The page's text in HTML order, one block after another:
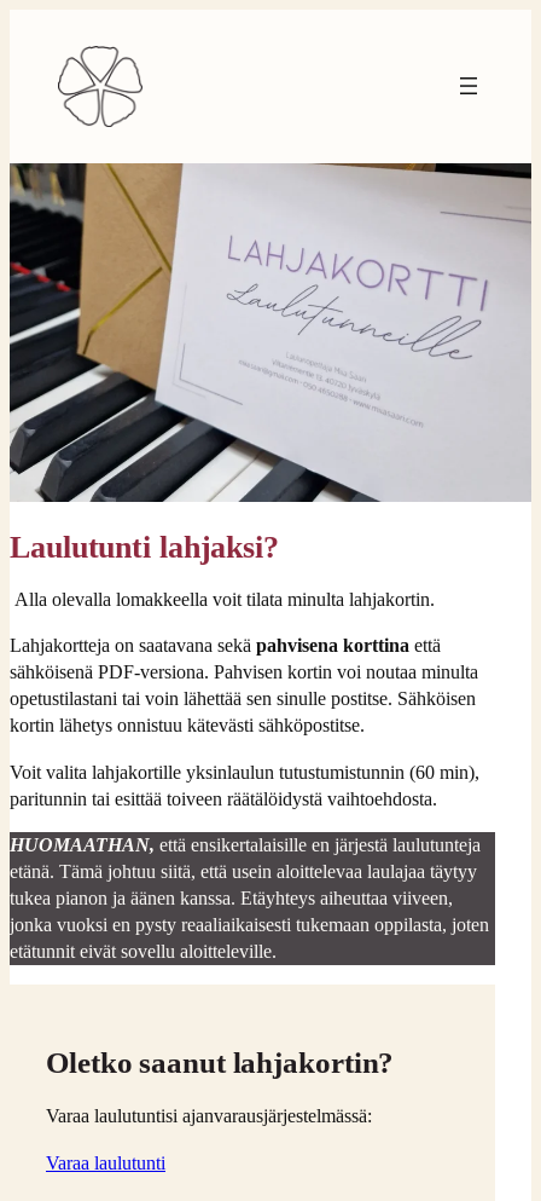
Laulutunti lahjaksi?
Alla olevalla lomakkeella voit tilata minulta lahjakortin.
Lahjakortteja on saatavana sekä pahvisena korttina että
sähköisenä PDF-versiona. Pahvisen kortin voi noutaa minulta
opetustilastani tai voin lähettää sen sinulle postitse. Sähköisen
kortin lähetys onnistuu kätevästi sähköpostitse.
Voit valita lahjakortille yksinlaulun tutustumistunnin (60 min),
paritunnin tai esittää toiveen räätälöidystä vaihtoehdosta.
HUOMAATHAN, että ensikertalaisille en järjestä laulutunteja
etänä. Tämä johtuu siitä, että usein aloittelevaa laulajaa täytyy
tukea pianon ja äänen kanssa. Etäyhteys aiheuttaa viiveen,
jonka vuoksi en pysty reaaliaikaisesti tukemaan oppilasta, joten
etätunnit eivät sovellu aloitteleville.
Oletko saanut lahjakortin?
Varaa laulutuntisi ajanvarausjärjestelmässä:
Varaa laulutunti